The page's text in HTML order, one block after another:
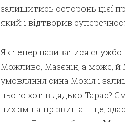
залишитись осторонь цієї
який і відтворив
Як тепер називатися
Можливо, Мазєнін, а може, й
умовляння сина Мокія і
цього хотів дядько Тарас?
них зміна прізвища — це,